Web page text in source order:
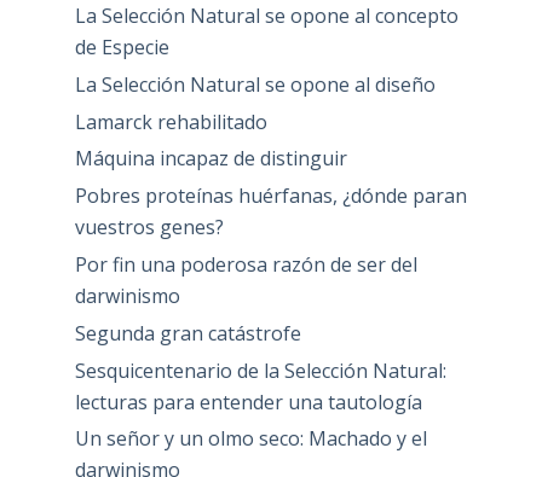
La Selección Natural se opone al concepto
de Especie
La Selección Natural se opone al diseño
Lamarck rehabilitado
Máquina incapaz de distinguir
Pobres proteínas huérfanas, ¿dónde paran
vuestros genes?
Por fin una poderosa razón de ser del
darwinismo
Segunda gran catástrofe
Sesquicentenario de la Selección Natural:
lecturas para entender una tautología
Un señor y un olmo seco: Machado y el
darwinismo